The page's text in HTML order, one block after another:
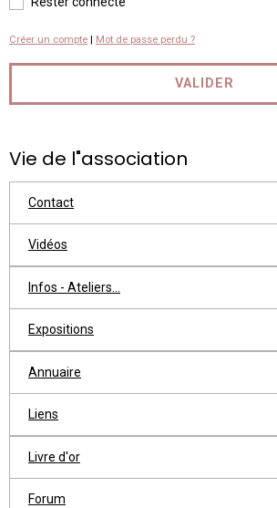
Créer un compte | Mot de passe perdu ?
VALIDER
Vie de l"association
Contact
Vidéos
Infos - Ateliers...
Expositions
Annuaire
Liens
Livre d'or
Forum